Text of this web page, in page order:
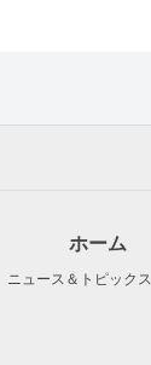
ホーム
ニュース＆トピックス